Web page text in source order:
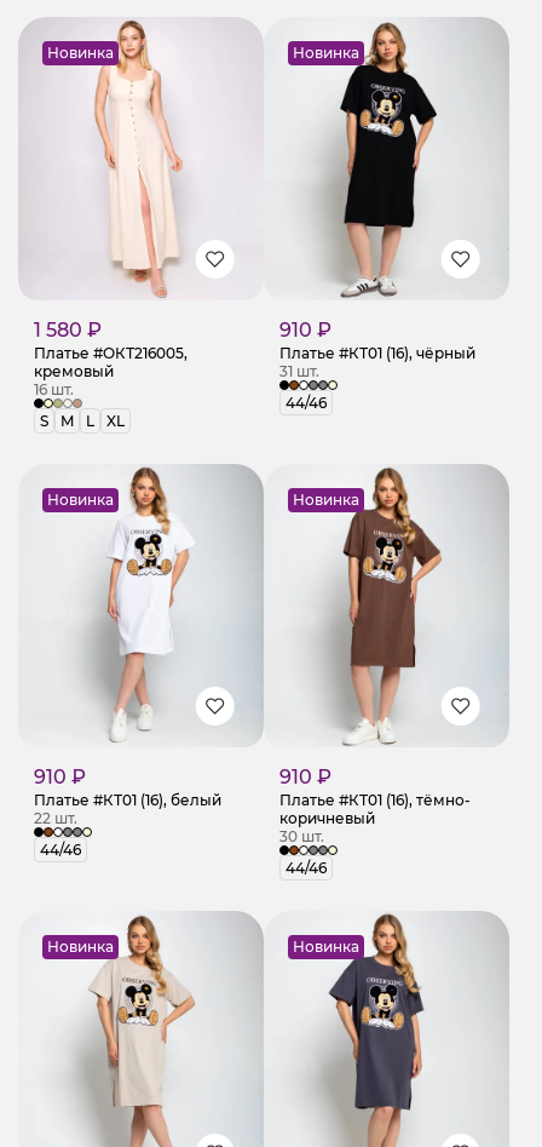
Новинка
1 580 ₽
Платье #ОКТ216005,
кремовый
16 шт.
S
M L XL
Новинка
910 ₽
Платье #КТ01 (16), чёрный
31 шт.
44/46
Новинка
910 ₽
Платье #КТ01 (16), белый
22 шт.
44/46
Новинка
910 ₽
Платье #КТ01 (16), тёмно-
коричневый
30 шт.
44/46
Новинка Новинка